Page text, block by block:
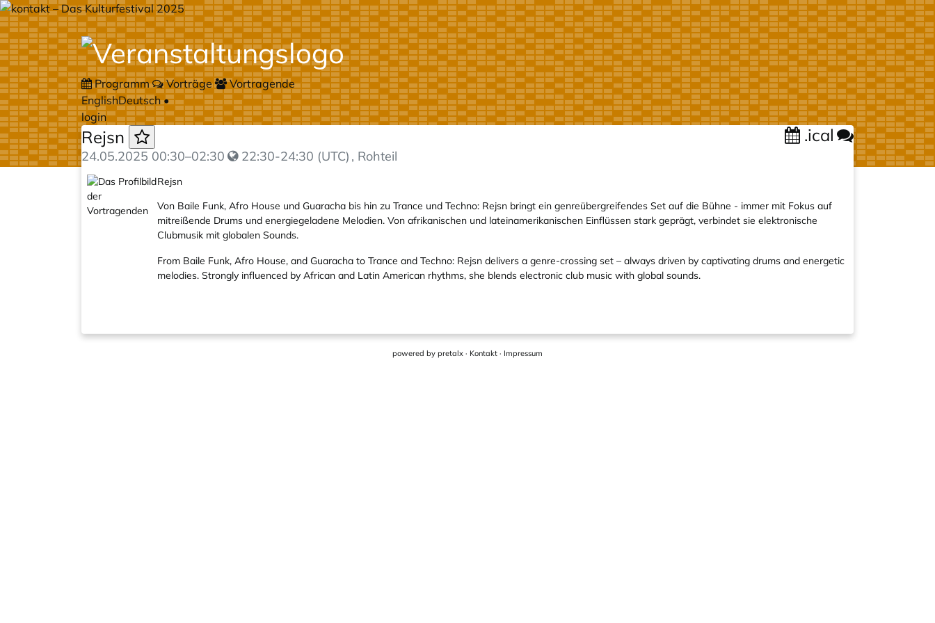
Programm Vorträge
Vortragende
EnglishDeutsch•
login
Rejsn .ical
24.05.2025 00:30–02:30 22:30-24:30 (UTC) , Rohteil
Rejsn
Von Baile Funk, Afro House und Guaracha bis hin zu Trance und Techno: Rejsn bringt ein genreübergreifendes Set auf die Bühne - immer mit Fokus auf
mitreißende Drums und energiegeladene Melodien. Von afrikanischen und lateinamerikanischen Einflüssen stark geprägt, verbindet sie elektronische
Clubmusik mit globalen Sounds.
From Baile Funk, Afro House, and Guaracha to Trance and Techno: Rejsn delivers a genre-crossing set – always driven by captivating drums and energetic
melodies. Strongly influenced by African and Latin American rhythms, she blends electronic club music with global sounds.
powered by pretalx · Kontakt · Impressum